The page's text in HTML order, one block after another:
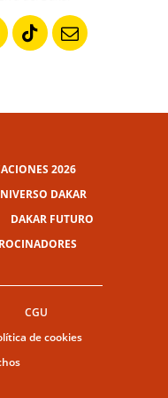
2026
DAKAR
DAKAR FUTURO
CGU
de cookies